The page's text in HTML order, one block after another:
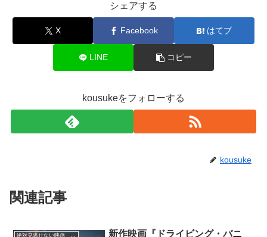
シェアする
X Facebook はてブ
LINE コピー
kousukeをフォローする
kousuke
関連記事
絶対見逃せない映画 おすすめ
新作映画『ドライビング・バニ